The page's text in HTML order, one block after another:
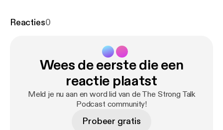
Reacties0
Wees de eerste die een
reactie plaatst
Meld je nu aan en word lid van de The Strong Talk
Podcast community!
Probeer gratis